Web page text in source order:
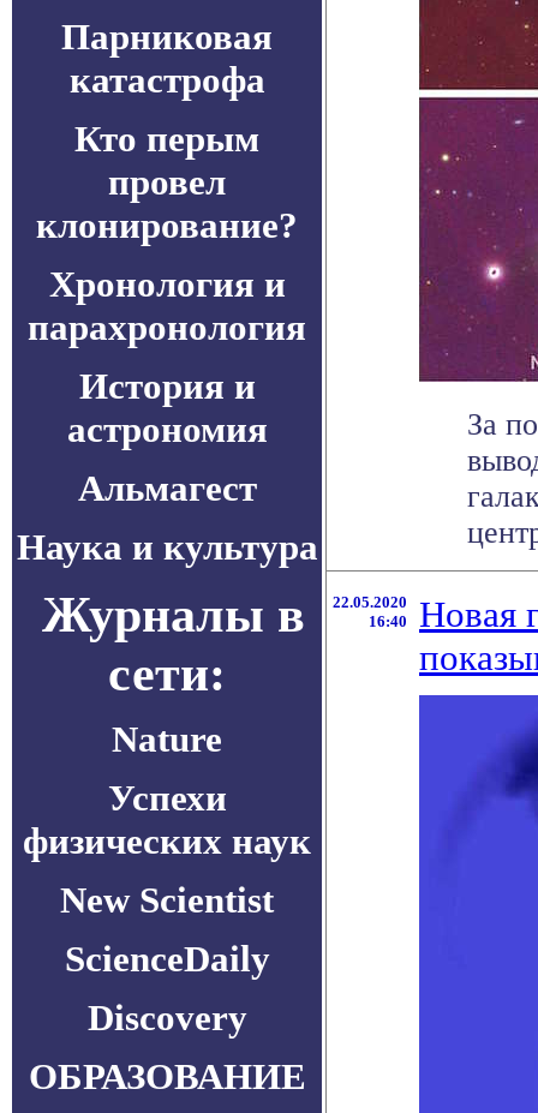
Парниковая
катастрофа
Кто перым
провел
клонирование?
Хронология и
парахронология
История и
астрономия
Альмагест
Наука и культура
Журналы в
сети:
Nature
Успехи
физических наук
New Scientist
ScienceDaily
Discovery
ОБРАЗОВАНИЕ
За
22.05.2020
16:40
Новая